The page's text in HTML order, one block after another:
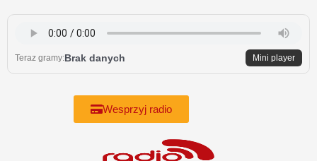
content
Teraz gramy:Brak danych Mini player
Wesprzyj radio